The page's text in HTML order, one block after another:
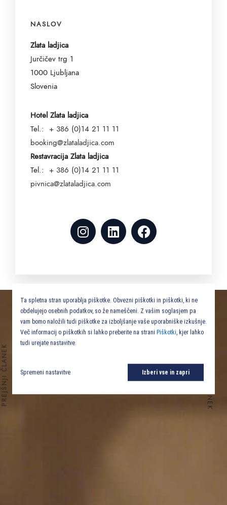
PREJŠNJI ČLANEK NASLEDNJI ČLANEK
NASLOV
Zlata ladjica
Jurčičev trg 1
1000 Ljubljana
Slovenia
Hotel Zlata ladjica
Tel.: + 386 (0)14 21 11 11
booking@zlataladjica.com
Restavracija Zlata ladjica
Tel.: + 386 (0)14 21 11 11
pivnica@zlataladjica.com
Ta spletna stran uporablja piškotke. Obvezni piškotki in piškotki, ki ne
obdelujejo osebnih podatkov, so že nameščeni. Z vašim soglasjem pa
vam bomo naložili tudi piškotke za izboljšanje vaše uporabniške izkušnje.
Več informacij o piškotkih si lahko preberite na strani Piškotki, kjer lahko
tudi urejate nastavitve.
Spremeni nastavitve Izberi vse in zapri